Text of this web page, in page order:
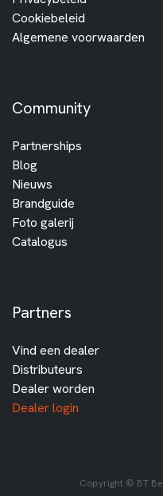
Cookiebeleid
Algemene voorwaarden
Community
Partnerships
Blog
Nieuws
Brandguide
Foto galerij
Catalogus
Partners
Vind een dealer
Distributeurs
Dealer worden
Dealer login
Copyright © BT